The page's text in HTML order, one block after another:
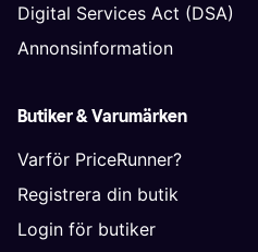
Digital Services Act (DSA)
Annonsinformation
Butiker & Varumärken
Varför PriceRunner?
Registrera din butik
Login för butiker